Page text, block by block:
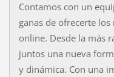
Contamos con un
ganas de ofrecerte
online. Desde la más
juntos una nueva
y dinámica. Con una